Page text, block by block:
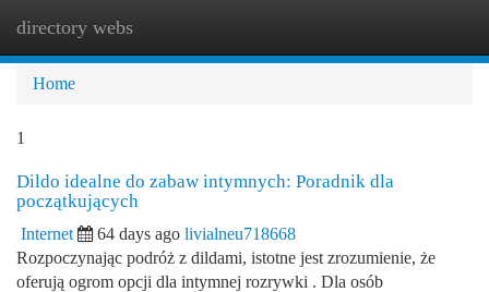
directory webs
Home
1
Dildo idealne do zabaw intymnych: Poradnik dla
początkujących
Internet 64 days ago livialneu718668
Rozpoczynając podróż z dildami, istotne jest zrozumienie, że
oferują ogrom opcji dla intymnej rozrywki . Dla osób